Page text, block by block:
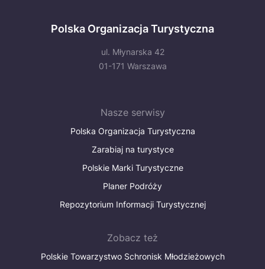
Polska Organizacja Turystyczna
ul. Młynarska 42
01-171 Warszawa
Nasze serwisy
Polska Organizacja Turystyczna
Zarabiaj na turystyce
Polskie Marki Turystyczne
Planer Podróży
Repozytorium Informacji Turystycznej
Zobacz też
Polskie Towarzystwo Schronisk Młodzieżowych